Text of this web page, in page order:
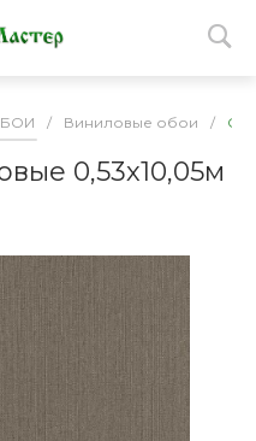
/ Виниловые обои /
0,53х10,05м